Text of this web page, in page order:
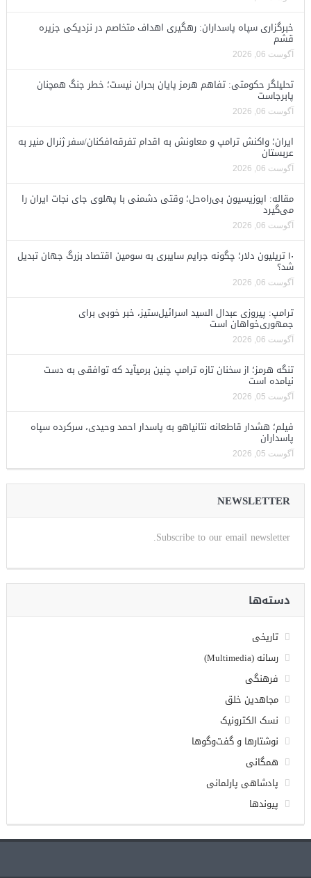
خبرگزاری سپاه پاسداران: رهگیری اهداف متخاصم در نزدیکی جزیره
قشم
آگوست 06, 2026
تحلیلگر حکومتی: تفاهم هرمز پایان بحران نیست؛ خطر جنگ همچنان
پابرجاست
آگوست 06, 2026
ایران؛ واکنش ترامپ و معاونش به اقدام تفرقه‌افکنان/سفر ژنرال منیر به
عربستان
آگوست 06, 2026
مقاله: اپوزیسیون بی‌راه‌حل؛ وقتی دشمنی با پهلوی جای نجات ایران را
می‌گیرد
آگوست 06, 2026
۱۰ تریلیون دلار؛ چگونه جرایم سایبری به سومین اقتصاد بزرگ جهان تبدیل
شد؟
آگوست 06, 2026
ترامپ: پیروزی عبدال السید اسرائیل‌ستیز، خبر خوبی برای
جمهوری‌خواهان است
آگوست 06, 2026
تنگه هرمز؛ از سخنان تازه ترامپ چنین برمیآید که توافقی به دست
نیامده است
آگوست 05, 2026
فیلم؛ هشدار قاطعانه نتانیاهو به پاسدار احمد وحیدی، سرکرده سپاه
پاسداران
آگوست 05, 2026
NEWSLETTER
Subscribe to our email newsletter.
دسته‌ها
تاریخی
رسانه (Multimedia)
فرهنگی
مجاهدین خلق
نسک الکترونیک
نوشتارها و گفت‌وگوها
همگانی
پادشاهی پارلمانی
پیوندها